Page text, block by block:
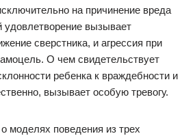
на причинение вреда
удовлетворение вызывает
сверстника, и агрессия при
О чем свидетельствует
ребенка к враждебности и
вызывает особую тревогу.
моделях поведения из трех